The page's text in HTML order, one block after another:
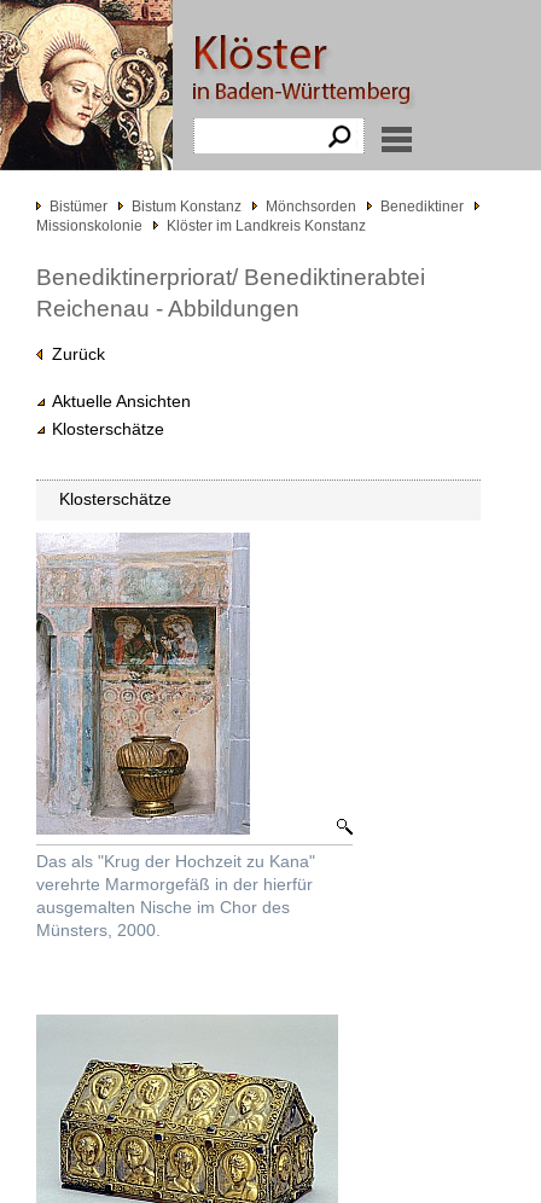
Bistümer Bistum Konstanz Mönchsorden
Benediktiner
Missionskolonie
Klöster im Landkreis Konstanz
Benediktinerpriorat/ Benediktinerabtei
Reichenau - Abbildungen
Zurück
Aktuelle Ansichten
Klosterschätze
Klosterschätze
Das als "Krug der Hochzeit zu Kana"
verehrte Marmorgefäß in der hierfür
ausgemalten Nische im Chor des
Münsters, 2000.